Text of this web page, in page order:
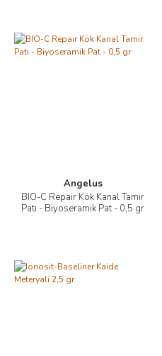
Angelus
BIO-C Repair Kök Kanal Tamir
Patı - Biyoseramik Pat - 0,5 gr